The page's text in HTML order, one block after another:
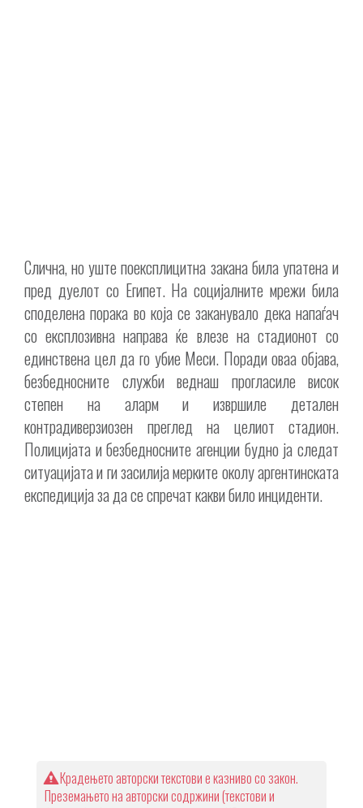
Слична, но уште поексплицитна закана била упатена и
пред дуелот со Египет. На социјалните мрежи била
споделена порака во која се заканувало дека напаѓач
со експлозивна направа ќе влезе на стадионот со
единствена цел да го убие Меси. Поради оваа објава,
безбедносните служби веднаш прогласиле висок
степен на аларм и извршиле детален
контрадиверзиозен преглед на целиот стадион.
Полицијата и безбедносните агенции будно ја следат
ситуацијата и ги засилија мерките околу аргентинската
експедиција за да се спречат какви било инциденти.
Крадењето авторски текстови е казниво со закон.
Преземањето на авторски содржини (текстови и